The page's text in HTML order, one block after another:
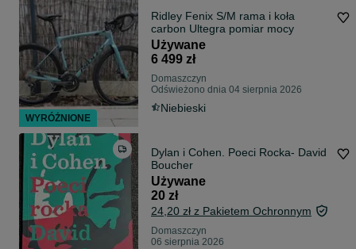
Ridley Fenix S/M rama i koła
carbon Ultegra pomiar mocy
Używane
6 499 zł
Domaszczyn
Odświeżono dnia 04 sierpnia 2026
Niebieski
Dylan i Cohen. Poeci Rocka- David
Boucher
Używane
20 zł
24,20 zł z Pakietem Ochronnym
Domaszczyn
06 sierpnia 2026
WYRÓŻNIONE